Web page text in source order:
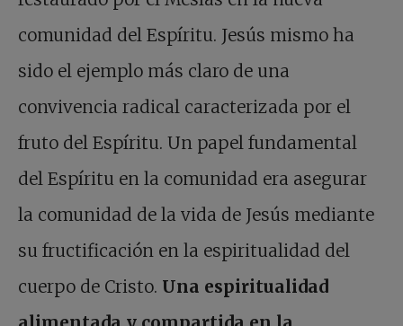
comunidad del Espíritu. Jesús mismo ha
sido el ejemplo más claro de una
convivencia radical caracterizada por el
fruto del Espíritu. Un papel fundamental
del Espíritu en la comunidad era asegurar
la comunidad de la vida de Jesús mediante
su fructificación en la espiritualidad del
cuerpo de Cristo. Una espiritualidad